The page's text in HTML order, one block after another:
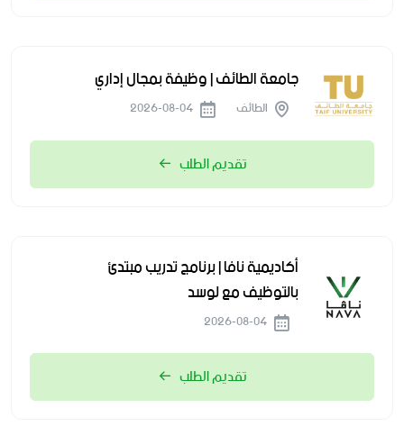
جامعة الطائف | وظيفة بمجال إداري
الطائف
تقديم الطلب
أكاديمية نافا | برنامج تدريب مبتدئ
بالتوظيف مع لوسد
تقديم الطلب